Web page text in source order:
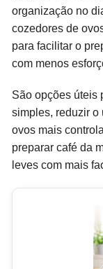
organização no
cozedores de
para facilitar o
com menos
São opções úteis
simples, reduzir o
ovos mais
preparar café da
leves com mais